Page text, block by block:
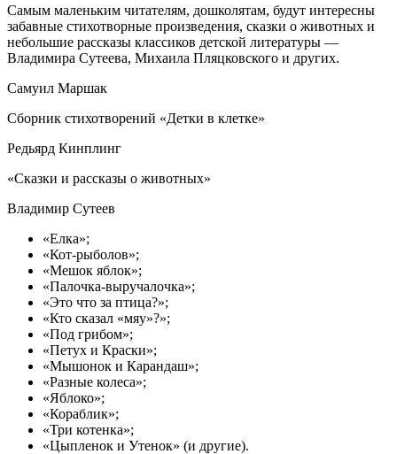
Самым маленьким читателям, дошколятам, будут интересны
забавные стихотворные произведения, сказки о животных и
небольшие рассказы классиков детской литературы —
Владимира Сутеева, Михаила Пляцковского и других.
Самуил Маршак
Сборник стихотворений «Детки в клетке»
Редьярд Кинплинг
«Сказки и рассказы о животных»
Владимир Сутеев
«Елка»;
«Кот-рыболов»;
«Мешок яблок»;
«Палочка-выручалочка»;
«Это что за птица?»;
«Кто сказал «мяу»?»;
«Под грибом»;
«Петух и Краски»;
«Мышонок и Карандаш»;
«Разные колеса»;
«Яблоко»;
«Кораблик»;
«Три котенка»;
«Цыпленок и Утенок» (и другие).